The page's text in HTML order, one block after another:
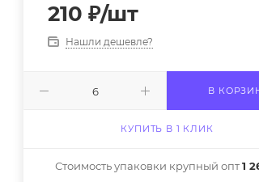
210 ₽/шт
Нашли дешевле?
В
КУПИТЬ В 1 КЛИК
Стоимость упаковки крупный опт1